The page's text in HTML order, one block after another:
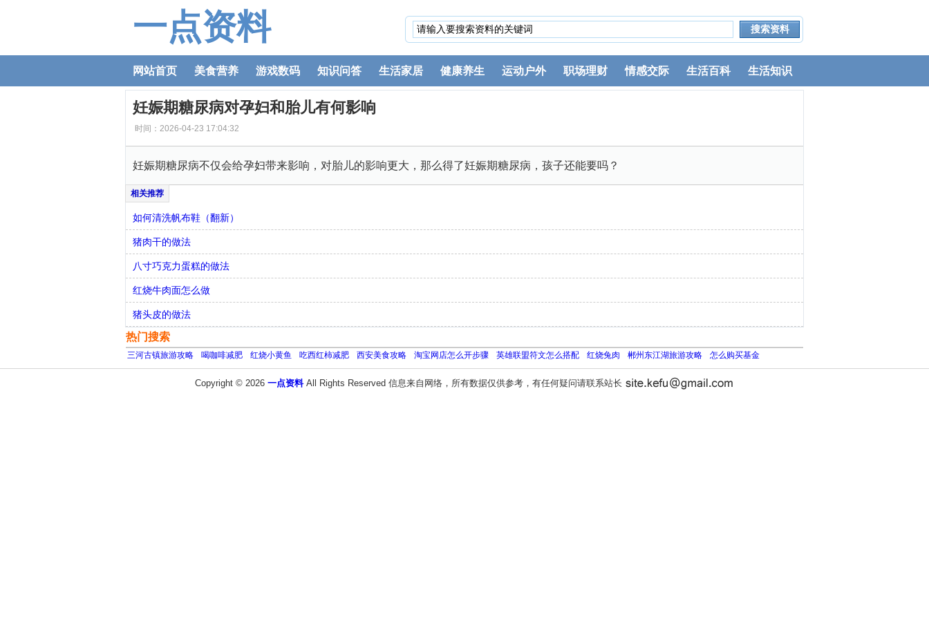
一点资料
网站首页 美食营养 游戏数码 知识问答 生活家居 健康养生 运动户外 职场理财 情感交际 生活百科 生活知识
妊娠期糖尿病对孕妇和胎儿有何影响
时间：2026-04-23 17:04:32
妊娠期糖尿病不仅会给孕妇带来影响，对胎儿的影响更大，那么得了妊娠期糖尿病，孩子还能要吗？
如何清洗帆布鞋（翻新）
猪肉干的做法
八寸巧克力蛋糕的做法
红烧牛肉面怎么做
猪头皮的做法
热门搜索
三河古镇旅游攻略 喝咖啡减肥 红烧小黄鱼 吃西红柿减肥 西安美食攻略 淘宝网店怎么开步骤 英雄联盟符文怎么搭配 红烧兔肉 郴州东江湖旅游攻略 怎么购买基金
Copyright © 2026 一点资料All Rights Reserved 信息来自网络，所有数据仅供参考，有任何疑问请联系站长